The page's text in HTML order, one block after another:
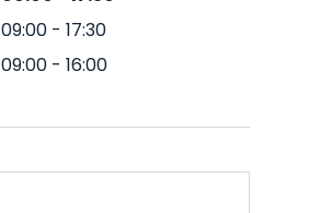
09:00 - 17:30
09:00 - 16:00